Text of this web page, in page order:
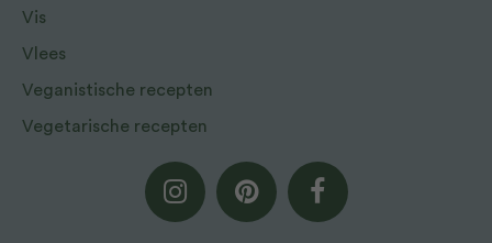
Vis
Vlees
Veganistische recepten
Vegetarische recepten